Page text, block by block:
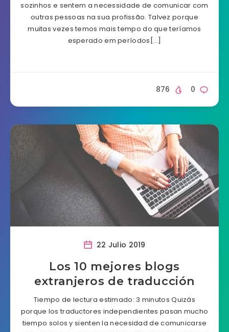
sozinhos e sentem a necessidade de comunicar com
outras pessoas na sua profissão. Talvez porque
muitas vezes temos mais tempo do que teríamos
esperado em períodos[…]
0
876
22 Julio 2019
Los 10 mejores blogs
extranjeros de traducción
Tiempo de lectura estimado: 3 minutos Quizás
porque los traductores independientes pasan mucho
tiempo solos y sienten la necesidad de comunicarse